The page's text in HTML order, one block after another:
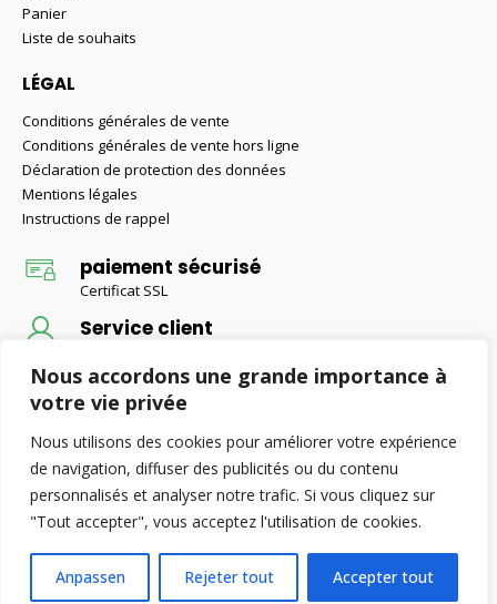
Nous accordons une grande importance à
votre vie privée
Nous utilisons des cookies pour améliorer votre expérience
de navigation, diffuser des publicités ou du contenu
personnalisés et analyser notre trafic. Si vous cliquez sur
"Tout accepter", vous acceptez l'utilisation de cookies.
Anpassen Rejeter tout Accepter tout
Panier
Liste de souhaits
LÉGAL
Conditions générales de vente
Conditions générales de vente hors ligne
Déclaration de protection des données
Mentions légales
Instructions de rappel
paiement sécurisé
Certificat SSL
Service client
Livraison gratuite
Livraison gratuite pour les commandes supérieures à 50 €
© Retax-Baustoffe 2022. Alle Rechte vorbehalten.